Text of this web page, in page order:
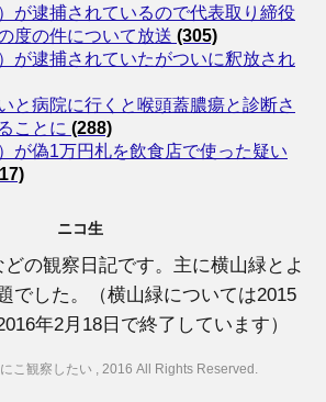
が逮捕されているので代表取り締役
度の件について放送 (305)
が逮捕されていたがついに釈放され
と病院に行くと喉頭蓋膿瘍と診断さ
ことに (288)
が偽1万円札を飲食店で使った疑い
ニコ生
の観察日記です。主に横山緑とよ
でした。（横山緑については2015
年2月18日で終了しています）
こ観察したい , 2016 All Rights Reserved.